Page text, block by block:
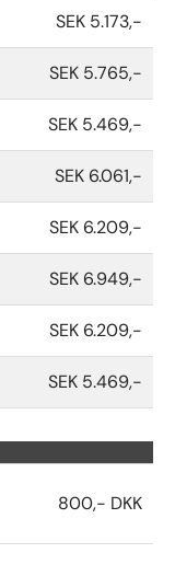
SEK 5.173,-
SEK 5.765,-
SEK 5.469,-
SEK 6.061,-
SEK 6.209,-
SEK 6.949,-
SEK 6.209,-
SEK 5.469,-
800,- DKK